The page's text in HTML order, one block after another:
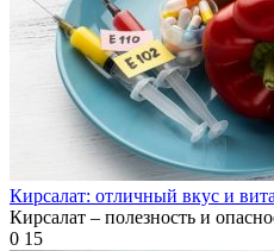
Кирсалат: отличный вкус и
Кирсалат – полезность и
0 15